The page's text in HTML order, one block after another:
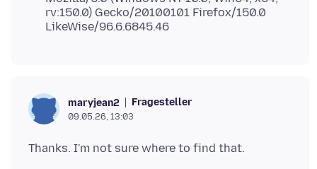
rv:150.0) Gecko/20100101 Firefox/150.0
LikeWise/96.6.6845.46
maryjean2 Fragesteller
09.05.26, 13:03